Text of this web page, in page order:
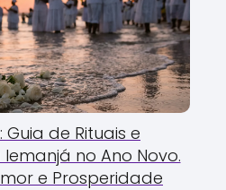
Guia de Rituais e
no Ano Novo.
e Prosperidade